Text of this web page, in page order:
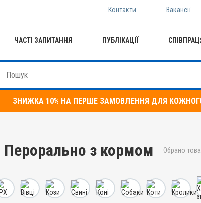
Контакти Вакансії
ЧАСТІ ЗАПИТАННЯ ПУБЛІКАЦІЇ
ЗНИЖКА 10% НА ПЕРШЕ ЗАМОВЛЕННЯ ДЛЯ
Перорально з кормом Обрано